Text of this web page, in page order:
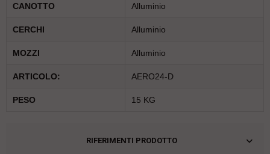
CANOTTO Alluminio
CERCHI Alluminio
MOZZI Alluminio
ARTICOLO: AERO24-D
PESO 15 KG
RIFERIMENTI PRODOTTO